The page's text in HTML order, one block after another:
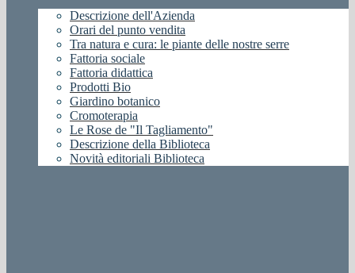
Descrizione dell'Azienda
Orari del punto vendita
Tra natura e cura: le piante delle nostre serre
Fattoria sociale
Fattoria didattica
Prodotti Bio
Giardino botanico
Cromoterapia
Le Rose de "Il Tagliamento"
Descrizione della Biblioteca
Novità editoriali Biblioteca